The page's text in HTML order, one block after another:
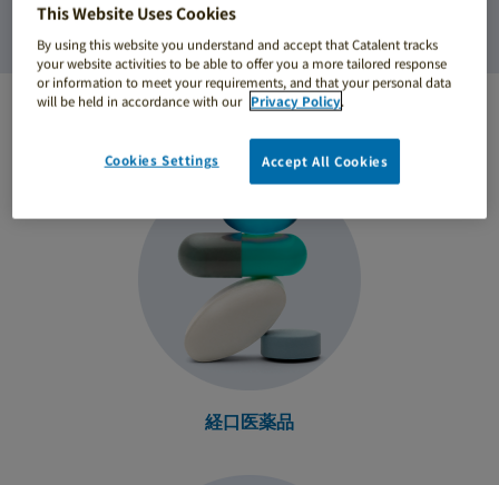
経口医薬品
This Website Uses Cookies
By using this website you understand and accept that Catalent tracks
your website activities to be able to offer you a more tailored response
or information to meet your requirements, and that your personal data
will be held in accordance with our Privacy Policy.
Cookies Settings Accept All Cookies